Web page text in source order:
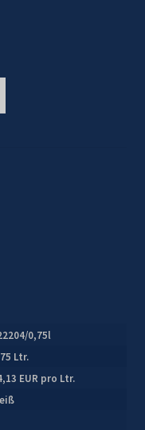
0,75l
Ltr.
EUR pro Ltr.